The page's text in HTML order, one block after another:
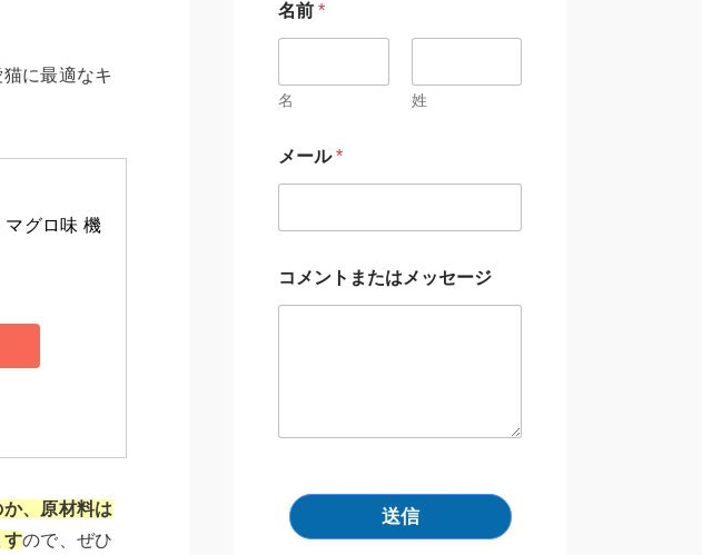
に最適なキ
マグロ味 機
、原材料は
すので、ぜひ
名前 *
名 姓
メール*
コメントまたはメッセージ
送信